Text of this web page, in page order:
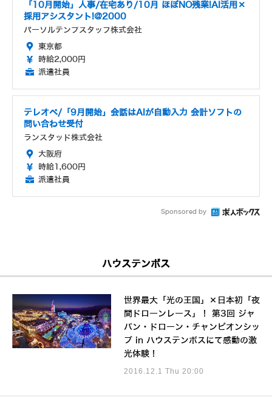
「10月開始」人事/在宅あり/10月 ほぼNO残業!AI活用×
採用アシスタント!@2000
パーソルテンプスタッフ株式会社
東京都
時給2,000円
派遣社員
テレオペ/「9月開始」会話はAIが自動入力 会計ソフトの
問い合わせ受付
ランスタッド株式会社
大阪府
時給1,600円
派遣社員
Sponsored by
ハウステンボス
世界最大「光の王国」×日本初「夜
間ドローンレース」！ 第3回 ジャ
パン・ドローン・チャンピオンシッ
プ in ハウステンボスにて感動の激
光体験！
2016.12.1 Thu 20:00